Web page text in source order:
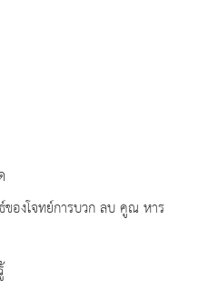
ของโจทย์การบวก ลบ คูณ หาร